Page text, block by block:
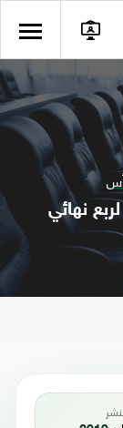
نهائي